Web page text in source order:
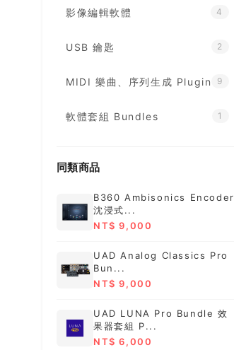
影像編輯軟體 4
USB 鑰匙 2
MIDI 樂曲、序列生成 Plugin 9
軟體套組 Bundles 1
同類商品
B360 Ambisonics Encoder
沈浸式...
NT$ 9,000
UAD Analog Classics Pro
Bun...
NT$ 9,000
UAD LUNA Pro Bundle 效
果器套組 P...
NT$ 6,000